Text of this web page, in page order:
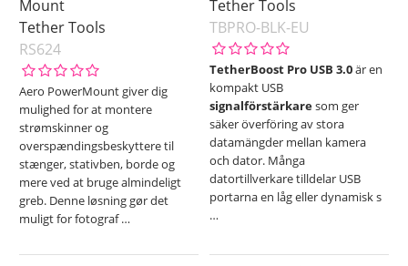
Mount
Tether Tools
RS624
Aero PowerMount giver dig
mulighed for at montere
strømskinner og
overspændingsbeskyttere til
stænger, stativben, borde og
mere ved at bruge almindeligt
greb. Denne løsning gør det
muligt for fotograf…
Tether Tools
TBPRO-BLK-EU
TetherBoost Pro USB 3.0är en
kompakt USB
signalförstärkaresom ger
säker överföring av stora
datamängder mellan kamera
och dator. Många
datortillverkare tilldelar USB
portarna en låg eller dynamisk s
…